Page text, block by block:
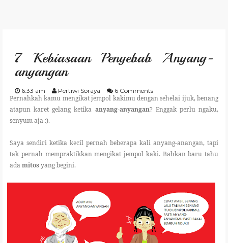
CULINARY
TRAVELING
PARENTING
REVIEW
7 Kebiasaan Penyebab Anyang-
anyangan
6:33 am Pertiwi Soraya 6 Comments
Pernahkah kamu mengikat jempol kakimu dengan sehelai ijuk, benang
atapun karet gelang ketika anyang-anyangan? Enggak perlu ngaku,
senyum aja :).
Saya sendiri ketika kecil pernah beberapa kali anyang-anangan, tapi
tak pernah mempraktikkan mengikat jempol kaki. Bahkan baru tahu
adamitosyang begini.